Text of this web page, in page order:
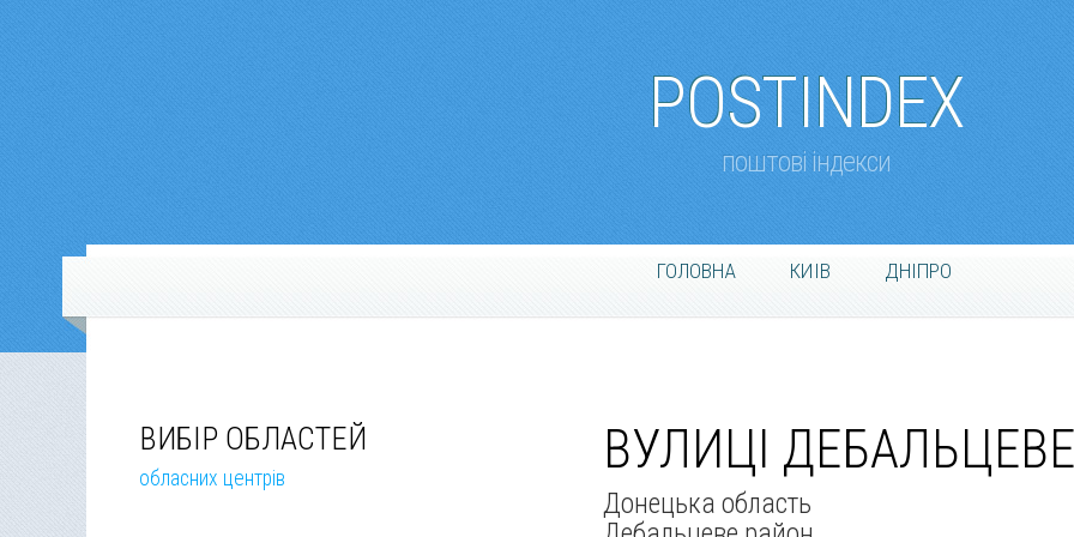
POSTINDEX
поштові індекси
ГОЛОВНА КИІВ ДНІПРО
ВИБІР ОБЛАСТЕЙ
обласних центрів ВУЛИЦІ
Донецька область